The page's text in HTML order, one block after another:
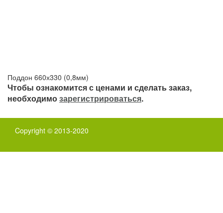
Поддон 660х330 (0,8мм)
Чтобы ознакомится с ценами и сделать заказ,
необходимозарегистрироваться.
Copyright © 2013-2020